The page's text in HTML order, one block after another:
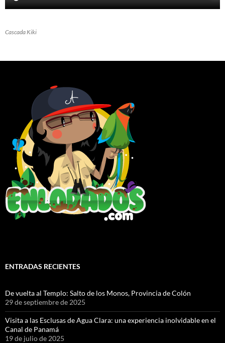
Cascada Kiki
ENTRADAS RECIENTES
De vuelta al Templo: Salto de los Monos, Provincia de Colón
29 de septiembre de 2025
Visita a las Esclusas de Agua Clara: una experiencia inolvidable en el
Canal de Panamá
19 de julio de 2025